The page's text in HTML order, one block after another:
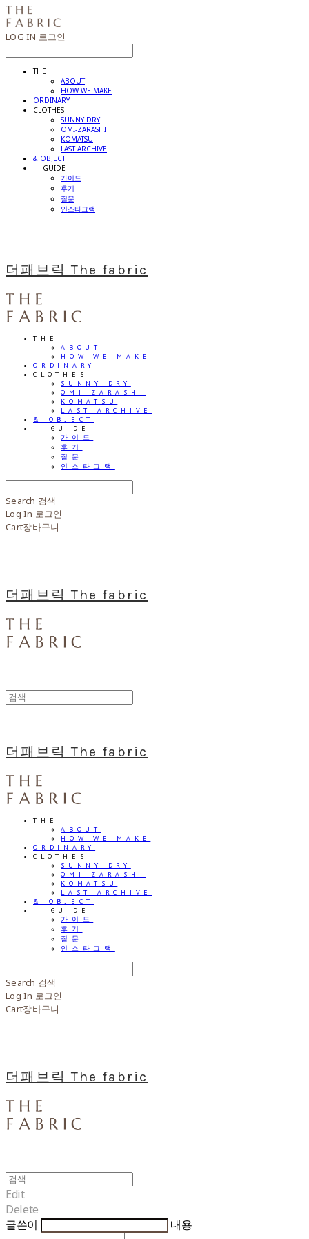
LOG IN 로그인
THE
ABOUT
HOW WE MAKE
ORDINARY
CLOTHES
SUNNY DRY
OMI-ZARASHI
KOMATSU
LAST ARCHIVE
& OBJECT
⠀⠀GUIDE
가이드
후기
질문
인스타그램
더패브릭 The fabric
THE
ABOUT
HOW WE MAKE
ORDINARY
CLOTHES
SUNNY DRY
OMI-ZARASHI
KOMATSU
LAST ARCHIVE
& OBJECT
⠀⠀GUIDE
가이드
후기
질문
인스타그램
Search 검색
Log In 로그인
Cart장바구니
더패브릭 The fabric
더패브릭 The fabric
THE
ABOUT
HOW WE MAKE
ORDINARY
CLOTHES
SUNNY DRY
OMI-ZARASHI
KOMATSU
LAST ARCHIVE
& OBJECT
⠀⠀GUIDE
가이드
후기
질문
인스타그램
Search 검색
Log In 로그인
Cart장바구니
더패브릭 The fabric
Edit
Delete
글쓴이
내용